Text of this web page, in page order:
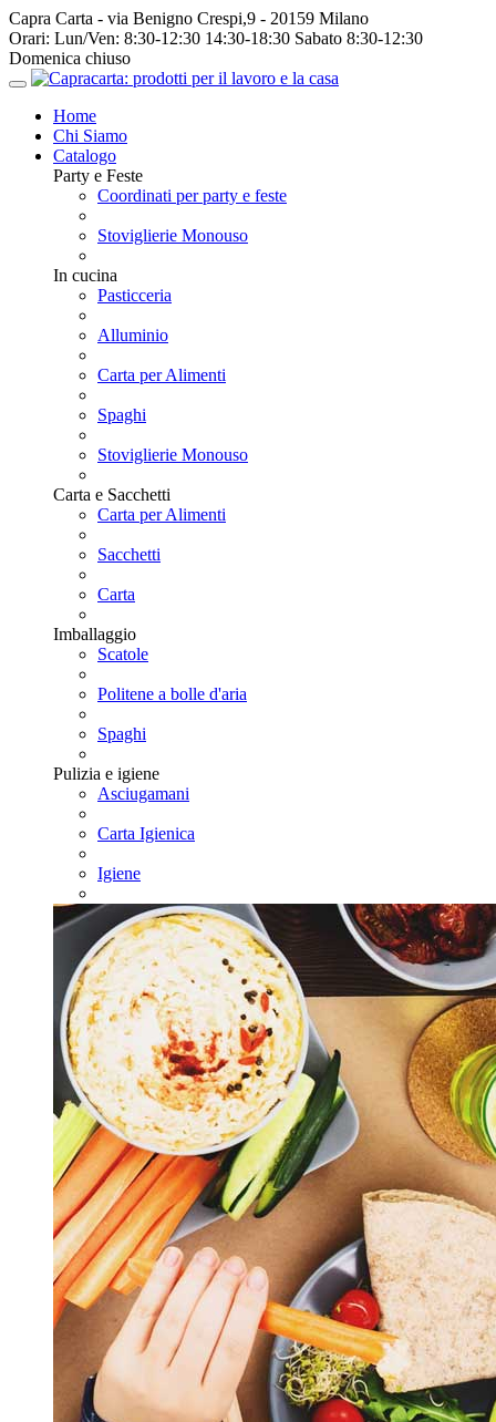
Capra Carta - via Benigno Crespi,9 - 20159 Milano
Orari: Lun/Ven: 8:30-12:30 14:30-18:30 Sabato 8:30-12:30
Domenica chiuso
Home
Chi Siamo
Catalogo
Party e Feste
Coordinati per party e feste
Stoviglierie Monouso
In cucina
Pasticceria
Alluminio
Carta per Alimenti
Spaghi
Stoviglierie Monouso
Carta e Sacchetti
Carta per Alimenti
Sacchetti
Carta
Imballaggio
Scatole
Politene a bolle d'aria
Spaghi
Pulizia e igiene
Asciugamani
Carta Igienica
Igiene